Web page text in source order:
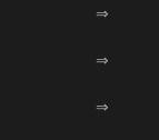
⇒
⇒
⇒